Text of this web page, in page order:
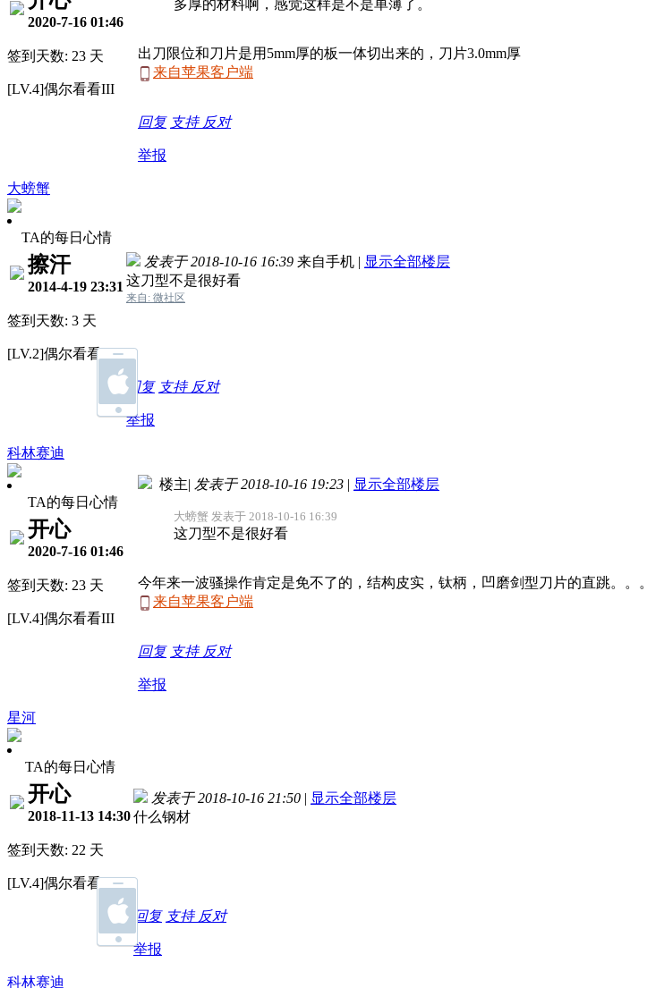
2020-7-16 01:46
签到天数: 23 天
[LV.4]偶尔看看III
多厚的材料啊，感觉这样是不是单薄了。
出刀限位和刀片是用5mm厚的板一体切出来的，刀片3.0mm厚
来自苹果客户端
回复 支持 反对
举报
大螃蟹
TA的每日心情
擦汗
2014-4-19 23:31
签到天数: 3 天
[LV.2]偶尔看看I
发表于 2018-10-16 16:39 来自手机 | 显示全部楼层
这刀型不是很好看
来自: 微社区
回复 支持 反对
举报
科林赛迪
TA的每日心情
开心
2020-7-16 01:46
签到天数: 23 天
[LV.4]偶尔看看III
楼主| 发表于 2018-10-16 19:23 | 显示全部楼层
大螃蟹 发表于 2018-10-16 16:39
这刀型不是很好看
今年来一波骚操作肯定是免不了的，结构皮实，钛柄，凹磨剑型刀片的直跳。。。
来自苹果客户端
回复 支持 反对
举报
星河
TA的每日心情
开心
2018-11-13 14:30
签到天数: 22 天
[LV.4]偶尔看看III
发表于 2018-10-16 21:50 | 显示全部楼层
什么钢材
回复 支持 反对
举报
科林赛迪